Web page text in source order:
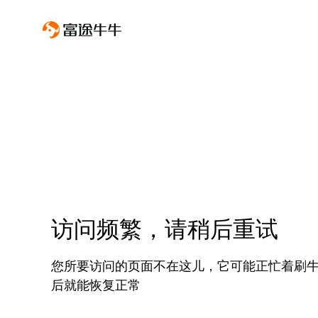
访问频繁，请稍后重试
您所要访问的页面不在这儿，它可能正忙着刷
后就能恢复正常